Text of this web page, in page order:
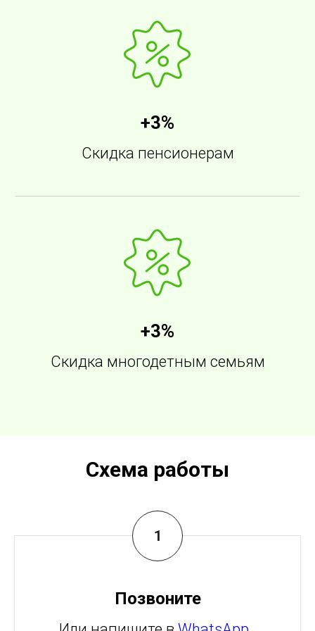
+3%
Скидка пенсионерам
+3%
Скидка многодетным семьям
Схема работы
Позвоните